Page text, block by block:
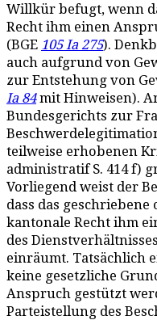
Willkür befugt, wenn
Recht ihm einen
(BGE 105 Ia 275).
auch aufgrund von
zur Entstehung von
Ia 84mit Hinweisen).
Bundesgerichts zur
teilweise erhobenen
administratif S. 414 f)
Vorliegend weist der
dass das
kantonale Recht ihm
des
einräumt. Tatsächlich
keine gesetzliche
Anspruch gestützt
Parteistellung des